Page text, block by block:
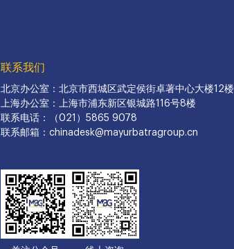
联系我们
北京办公室：北京市西城区武定侯街卓著中心大楼12楼
上海办公室：上海市浦东新区银城路116号8楼
联系电话：（021）5865 9078
联系邮箱：chinadesk@mayurbatragroup.cn